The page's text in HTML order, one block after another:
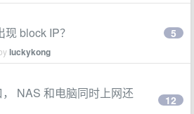
block IP？
luckykong
5
NAS 和电脑同时上网还
12